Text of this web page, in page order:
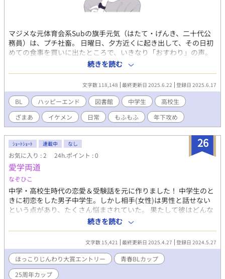
マジメな元体育会系Subの旗手元気（はたて・げんき、二十代公
務員）は、プチ社畜。 日曜日、夕方近くに起き出して、その日初
めての食事を買いに出たところで、いきなり「おすわり」の声。
身体が勝手に反応して思わずその場でKneelする旗手だったが、
なんと。そのcommandは、よその家のイヌに対してのモノだっ
た。 犬の飼い主は、美少年な中学生。旗手は成り行きで、少年か
ら「ごほうび」のささみジャーキーまで貰ってしまう始末。 え、
ちょっと待って。オレってこれからどうなっちゃうの？！ な物
語。 本を読まない図書館職員と本が大好きな中学生男子。勘違い
な出会いとそれからの話。 完結後の投稿です。
続きを読む
文字数 118,148 最終更新日 2025.6.22 登録日 2025.6.17
BL ハッピーエンド 図書館 中学生
高校生
ざまあ
イケメン 日常 もふもふ 年下攻め
26
ｼｮｰﾄｼｮｰﾄ 連載中 なし
お気に入り : 2 24h.ポイント : 0
愛学両道
なぞひこ
中学・高校生時代の恋愛＆受験話を元に作りました！ 中学生のと
きに初恋をした男子中学生。しかし相手(女性)は男性と話せない
という点があり、たくさん悩まされていた。 果たして彼はどんな
方法でプロポーズしたんでしょう。 高校生の時にクラスで一緒に
なった女の子に恋をしてしまった男子高校生。 好きな人は、公務
員になると言っていたため彼も一緒に高卒程度の公務員試験を受
けて公務員になると決意。恋愛と勉強を両立させてどっちも成功
させるという暑い気持ちだったが、好きな人はなんと持病持ちで
色々と苦しむことになる。
続きを読む
文字数 15,421 最終更新日 2025.4.27 登録日 2024.5.27
ほっこりじんわり大賞エントリー
青春BLカップ​
25周年カップ